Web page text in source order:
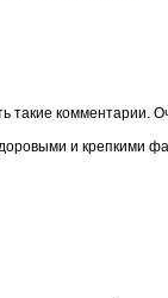
такие комментарии.
и крепкими